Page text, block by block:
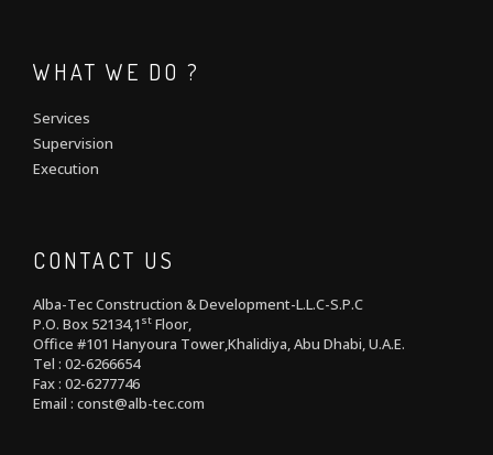
WHAT WE DO ?
Services
Supervision
Execution
CONTACT US
Alba-Tec Construction & Development-L.L.C-S.P.C
P.O. Box 52134,1 st Floor,
Office #101 Hanyoura Tower,Khalidiya, Abu Dhabi, U.A.E.
Tel : 02-6266654
Fax : 02-6277746
Email : const@alb-tec.com